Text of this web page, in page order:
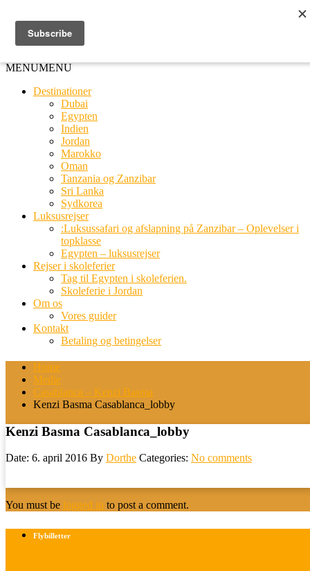
MENUMENU
Destinationer
Dubai
Egypten
Indien
Jordan
Marokko
Oman
Tanzania og Zanzibar
Sri Lanka
Sydkorea
Luksusrejser
:Luksussafari og afslapning på Zanzibar – Oplevelser i
topklasse
Egypten – luksusrejser
Rejser i skoleferier
Tag til Egypten i skoleferien.
Skoleferie i Jordan
Om os
Vores guider
Kontakt
Betaling og betingelser
Home
Medie
Casablanca – Kenzi Basma
Kenzi Basma Casablanca_lobby
Kenzi Basma Casablanca_lobby
Date: 6. april 2016 By Dorthe Categories: No comments
You must be logged in to post a comment.
Flybilletter